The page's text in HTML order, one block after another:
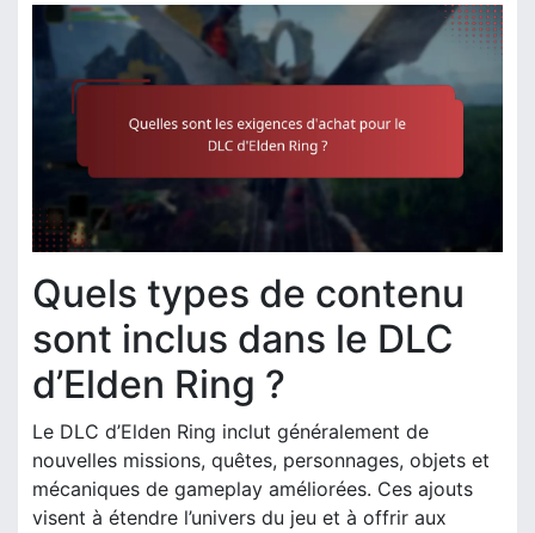
Quels types de contenu
sont inclus dans le DLC
d’Elden Ring ?
Le DLC d’Elden Ring inclut généralement de
nouvelles missions, quêtes, personnages, objets et
mécaniques de gameplay améliorées. Ces ajouts
visent à étendre l’univers du jeu et à offrir aux